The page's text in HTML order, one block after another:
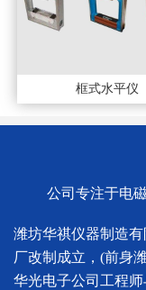
框式水平仪
公司专注于电
潍坊华祺仪器制造
厂改制成立，(前身
华光电子公司工程